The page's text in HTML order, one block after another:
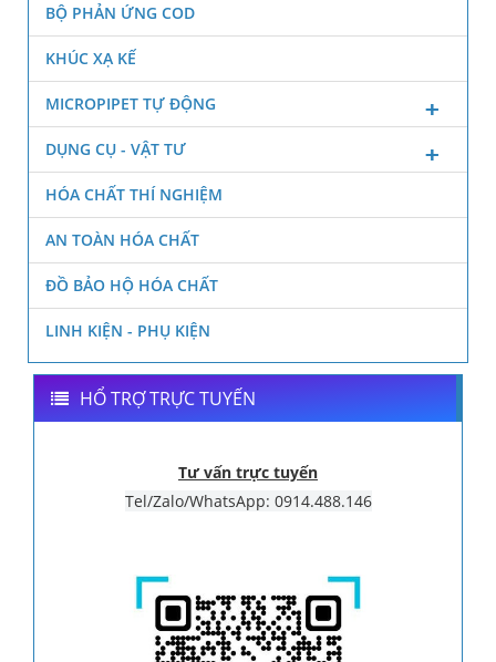
BỘ PHẢN ỨNG COD
KHÚC XẠ KẾ
MICROPIPET TỰ ĐỘNG
DỤNG CỤ - VẬT TƯ
HÓA CHẤT THÍ NGHIỆM
AN TOÀN HÓA CHẤT
ĐỒ BẢO HỘ HÓA CHẤT
LINH KIỆN - PHỤ KIỆN
HỔ TRỢ TRỰC TUYẾN
Tư vấn trực tuyến
Tel/Zalo/WhatsApp: 0914.488.146